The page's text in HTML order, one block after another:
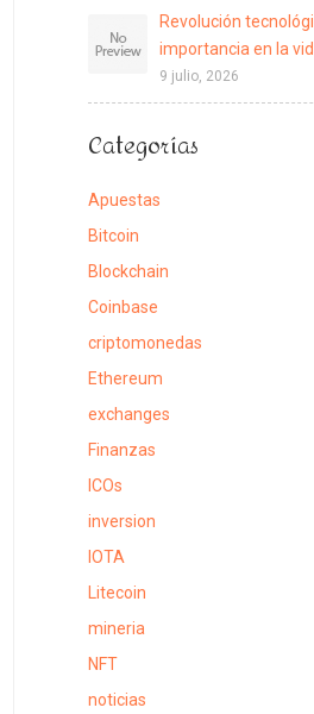
Revolución
importancia en la
9 julio, 2026
Categorías
Apuestas
Bitcoin
Blockchain
Coinbase
criptomonedas
Ethereum
exchanges
Finanzas
ICOs
inversion
IOTA
Litecoin
mineria
NFT
noticias